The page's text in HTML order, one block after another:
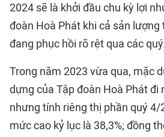
2024 sẽ là khởi đầu chu kỳ lợi
đoàn Hoà Phát khi cả sản lượng
đang phục hồi rõ rệt qua các
Trong năm 2023 vừa qua, mặc
dựng của Tập đoàn Hoà Phát đi
nhưng tính riêng thị phần quý 4/
mức cao kỷ lục là 38,3%; đồng